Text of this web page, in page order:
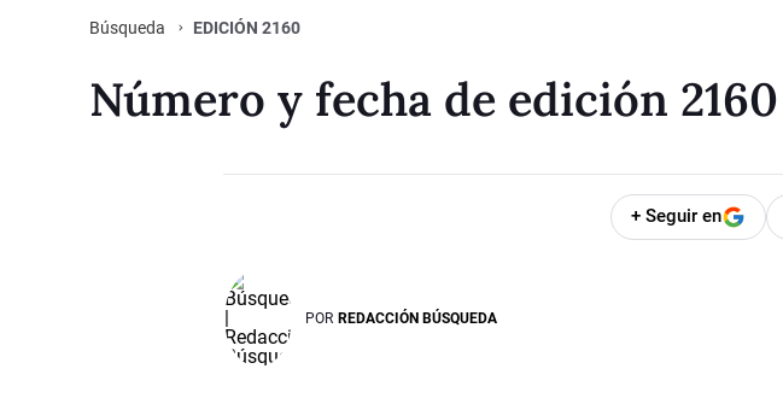
Búsqueda EDICIÓN 2160
Número y fecha de edición 2160
+ Seguir en
POR REDACCIÓN BÚSQUEDA